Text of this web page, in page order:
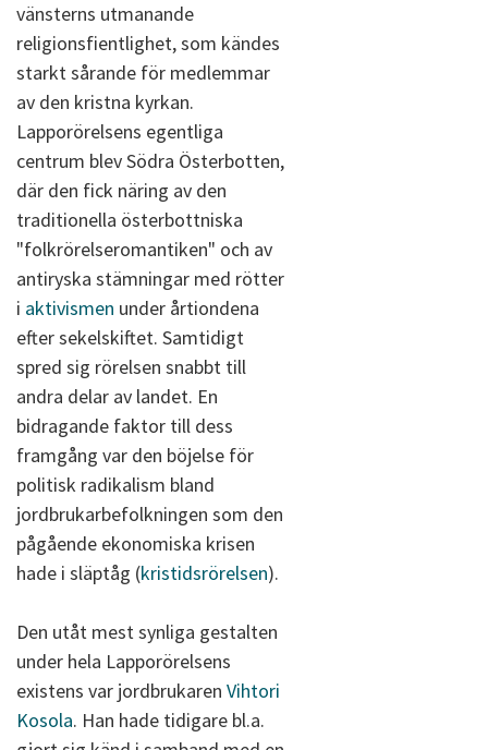
vänsterns utmanande
religionsfientlighet, som kändes
starkt sårande för medlemmar
av den kristna kyrkan.
Lapporörelsens egentliga
centrum blev Södra Österbotten,
där den fick näring av den
traditionella österbottniska
"folkrörelseromantiken" och av
antiryska stämningar med rötter
i aktivismen under årtiondena
efter sekelskiftet. Samtidigt
spred sig rörelsen snabbt till
andra delar av landet. En
bidragande faktor till dess
framgång var den böjelse för
politisk radikalism bland
jordbrukarbefolkningen som den
pågående ekonomiska krisen
hade i släptåg (kristidsrörelsen).
Den utåt mest synliga gestalten
under hela Lapporörelsens
existens var jordbrukaren Vihtori
Kosola. Han hade tidigare bl.a.